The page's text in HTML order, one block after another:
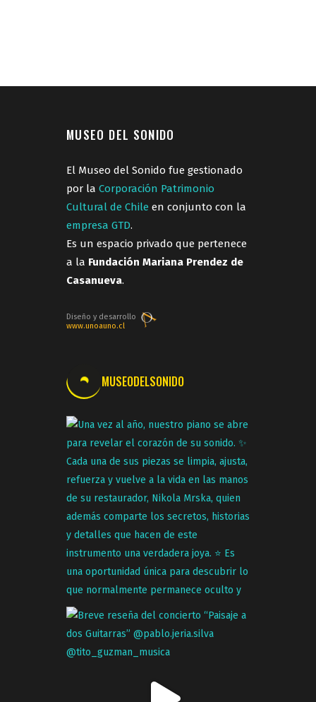
MUSEO DEL SONIDO
El Museo del Sonido fue gestionado
por la Corporación Patrimonio
Cultural de Chile en conjunto con la
empresa GTD.
Es un espacio privado que pertenece
a la Fundación Mariana Prendez de
Casanueva.
Diseño y desarrollo
www.unoauno.cl
MUSEODELSONIDO